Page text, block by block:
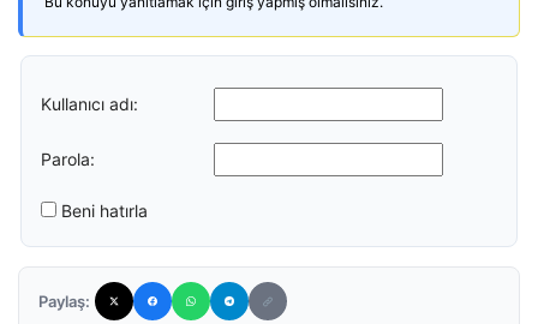
Kullanıcı adı:
Parola:
Beni hatırla
Paylaş: